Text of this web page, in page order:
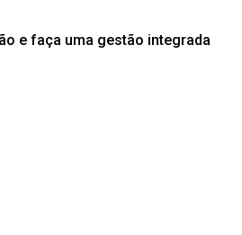
e faça uma gestão integrada